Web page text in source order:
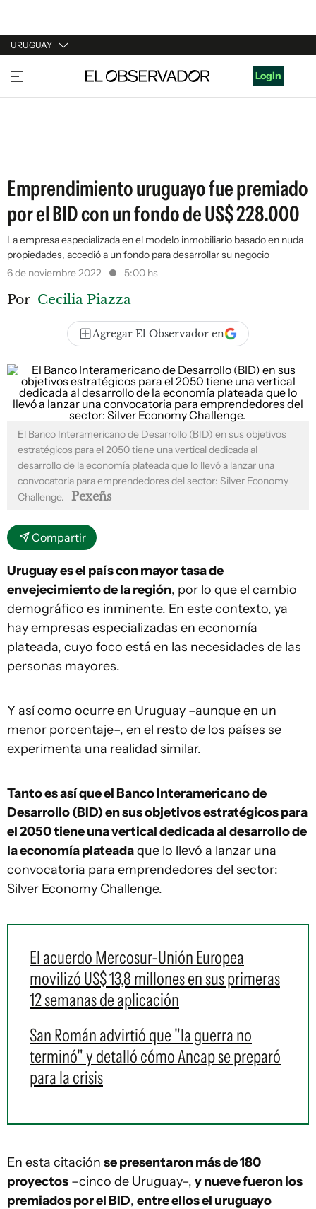
URUGUAY
URUGUAY
ARGENTINA
Login
Emprendimiento uruguayo fue premiado
por el BID con un fondo de US$ 228.000
La empresa especializada en el modelo inmobiliario basado en nuda
propiedades, accedió a un fondo para desarrollar su negocio
6 de noviembre 2022
5:00 hs
Por Cecilia Piazza
Agregar El Observador en
El Banco Interamericano de Desarrollo (BID) en sus objetivos
estratégicos para el 2050 tiene una vertical dedicada al
desarrollo de la economía plateada que lo llevó a lanzar una
convocatoria para emprendedores del sector: Silver Economy
Challenge.
Pexeñs
Compartir
Uruguay es el país con mayor tasa de
envejecimiento de la región, por lo que el cambio
demográfico es inminente. En este contexto, ya
hay empresas especializadas en economía
plateada, cuyo foco está en las necesidades de las
personas mayores.
Y así como ocurre en Uruguay –aunque en un
menor porcentaje–, en el resto de los países se
experimenta una realidad similar.
Tanto es así que el Banco Interamericano de
Desarrollo (BID) en sus objetivos estratégicos para
el 2050 tiene una vertical dedicada al desarrollo de
la economía plateadaque lo llevó a lanzar una
convocatoria para emprendedores del sector:
Silver Economy Challenge.
El acuerdo Mercosur-Unión Europea
movilizó US$ 13,8 millones en sus primeras
12 semanas de aplicación
San Román advirtió que "la guerra no
terminó" y detalló cómo Ancap se preparó
para la crisis
En esta citación se presentaron más de 180
proyectos –cinco de Uruguay–, y nueve fueron los
premiados por el BID, entre ellos el uruguayo